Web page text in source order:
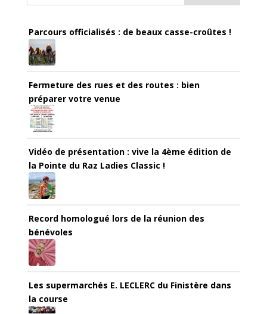
Parcours officialisés : de beaux casse-croûtes !
Fermeture des rues et des routes : bien
préparer votre venue
Vidéo de présentation : vive la 4ème édition de
la Pointe du Raz Ladies Classic !
Record homologué lors de la réunion des
bénévoles
Les supermarchés E. LECLERC du Finistère dans
la course